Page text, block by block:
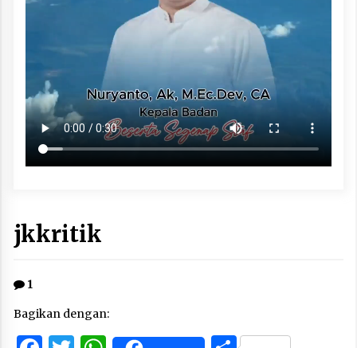
jkkritik
1
Bagikan dengan: